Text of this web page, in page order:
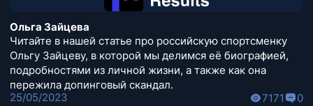
Ольга Зайцева
Читайте в нашей статье про российскую спортсменку
Ольгу Зайцеву, в которой мы делимся её биографией,
подробностями из личной жизни, а также как она
пережила допинговый скандал.
25/05/2023
7171 0